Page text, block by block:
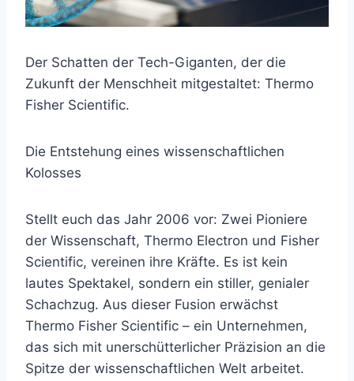
Der Schatten der Tech-Giganten, der die
Zukunft der Menschheit mitgestaltet: Thermo
Fisher Scientific.
Die Entstehung eines wissenschaftlichen
Kolosses
Stellt euch das Jahr 2006 vor: Zwei Pioniere
der Wissenschaft, Thermo Electron und Fisher
Scientific, vereinen ihre Kräfte. Es ist kein
lautes Spektakel, sondern ein stiller, genialer
Schachzug. Aus dieser Fusion erwächst
Thermo Fisher Scientific – ein Unternehmen,
das sich mit unerschütterlicher Präzision an die
Spitze der wissenschaftlichen Welt arbeitet.